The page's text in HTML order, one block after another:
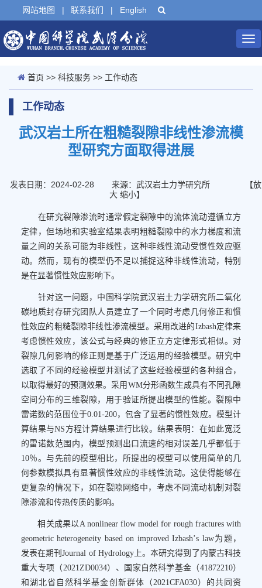
网站地图 | 联系我们 | English
首页 >> 科技服务 >> 工作动态
工作动态
武汉岩土所在粗糙裂隙非线性渗流模
型研究方面取得进展
发表日期：2024-02-28 来源：武汉岩土力学研究所 【放
大 缩小】
在研究裂隙渗流时通常假定裂隙中的流体流动遵循立方
定律，但场地和实验室结果表明粗糙裂隙中的水力梯度和流
量之间的关系可能为非线性，这种非线性流动受惯性效应驱
动。然而，现有的模型仍不足以捕捉这种非线性流动，特别
是在显著惯性效应影响下。
针对这一问题，中国科学院武汉岩土力学研究所二氧化
碳地质封存研究团队人员建立了一个同时考虑几何修正和惯
性效应的粗糙裂隙非线性渗流模型。采用改进的Izbash定律来
考虑惯性效应，该公式与经典的修正立方定律形式相似。对
裂隙几何影响的修正则是基于广泛运用的经验模型。研究中
选取了不同的经验模型并测试了这些经验模型的各种组合，
以取得最好的预测效果。采用WM分形函数生成具有不同孔隙
空间分布的三维裂隙，用于验证所提出模型的性能。裂隙中
雷诺数的范围位于0.01-200，包含了显著的惯性效应。模型计
算结果与NS方程计算结果进行比较。结果表明：在如此宽泛
的雷诺数范围内，模型预测出口流速的相对误差几乎都低于
10％。与先前的模型相比，所提出的模型可以使用简单的几
何参数模拟具有显著惯性效应的非线性流动。这使得能够在
更复杂的情况下，如在裂隙网络中，考虑不同流动机制对裂
隙渗流和传热传质的影响。
相关成果以A nonlinear flow model for rough fractures with
geometric heterogeneity based on improved Izbash’s law为题，
发表在期刊Journal of Hydrology上。本研究得到了内蒙古科技
重大专项（2021ZD0034）、国家自然科学基金（41872210）
和湖北省自然科学基金创新群体（2021CFA030）的共同资